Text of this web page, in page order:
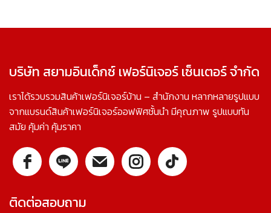
บริษัท สยามอินเด็กซ์ เฟอร์นิเจอร์ เซ็นเตอร์ จำกัด
เราได้รวบรวมสินค้าเฟอร์นิเจอร์บ้าน – สำนักงาน หลากหลายรูปแบบ
จากแบรนด์สินค้าเฟอร์นิเจอร์ออฟฟิศชั้นนำ มีคุณภาพ รูปแบบทัน
สมัย คุ้มค่า คุ้มราคา
ติดต่อสอบถาม